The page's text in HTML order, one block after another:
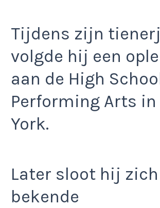
Tijdens zijn
volgde hij een
aan de High
Performing Arts in
York.
Later sloot hij
bekende